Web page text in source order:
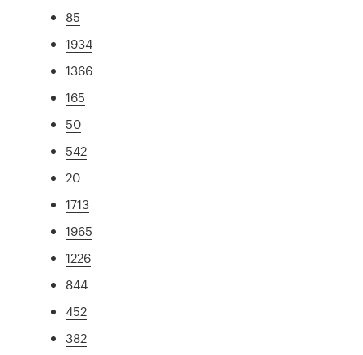
85
1934
1366
165
50
542
20
1713
1965
1226
844
452
382